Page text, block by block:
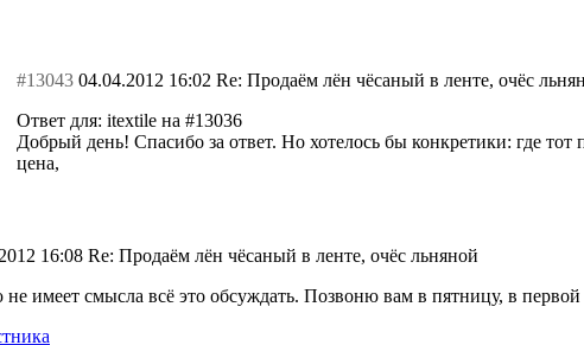
#13043 04.04.2012 16:02 Re: Продаём лён чёсаный в ленте, очёс
Ответ для: itextile на #13036
Добрый день! Спасибо за ответ. Но хотелось бы конкретики: где
цена,
16:08 Re: Продаём лён чёсаный в ленте, очёс льняной
не имеет смысла всё это обсуждать. Позвоню вам в пятницу, в